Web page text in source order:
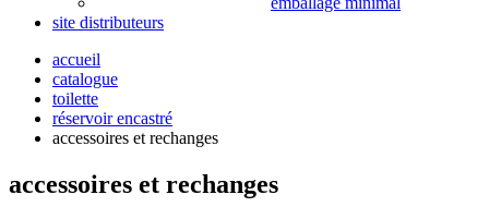
site distributeurs
accueil
catalogue
toilette
réservoir encastré
accessoires et rechanges
accessoires et rechanges